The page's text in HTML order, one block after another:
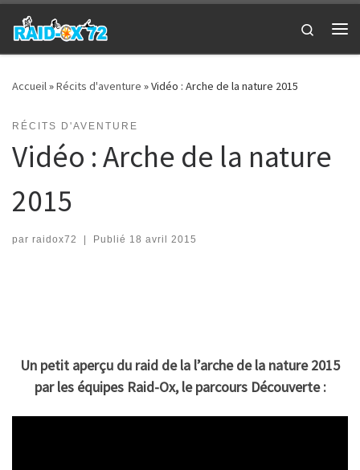
Passer au contenu
Search
Accueil»Récits d'aventure »Vidéo : Arche de la nature 2015
RÉCITS D'AVENTURE
Vidéo : Arche de la nature
2015
par raidox72 | Publié 18 avril 2015
Un petit aperçu du raid de la l’arche de la nature 2015
par les équipes Raid-Ox, le parcours Découverte :